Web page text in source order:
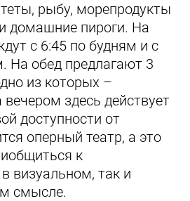
рыбу, морепродукты
домашние пироги. На
с 6:45 по будням и с
На обед предлагают 3
из которых –
вечером здесь действует
доступности от
оперный театр, а это
к
визуальном, так и
смысле.